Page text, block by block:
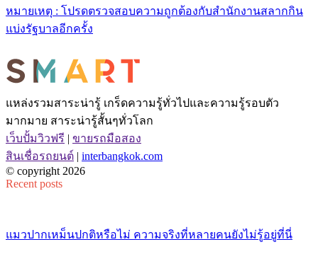
หมายเหตุ : โปรดตรวจสอบความถูกต้องกับสำนักงานสลากกิน
แบ่งรัฐบาลอีกครั้ง
แหล่งรวมสาระน่ารู้ เกร็ดความรู้ทั่วไปและความรู้รอบตัว
มากมาย สาระน่ารู้สั้นๆทั่วโลก
เว็บปั้มวิวฟรี | ขายรถมือสอง
สินเชื่อรถยนต์ | interbangkok.com
© copyright 2026
Recent posts
แมวปากเหม็นปกติหรือไม่ ความจริงที่หลายคนยังไม่รู้อยู่ที่นี่